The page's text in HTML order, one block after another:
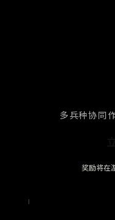
多兵种协同
奖励将在